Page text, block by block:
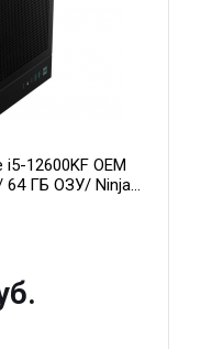
12600KF OEM
64 ГБ ОЗУ/ Ninja
DVI DP HDMI 2/